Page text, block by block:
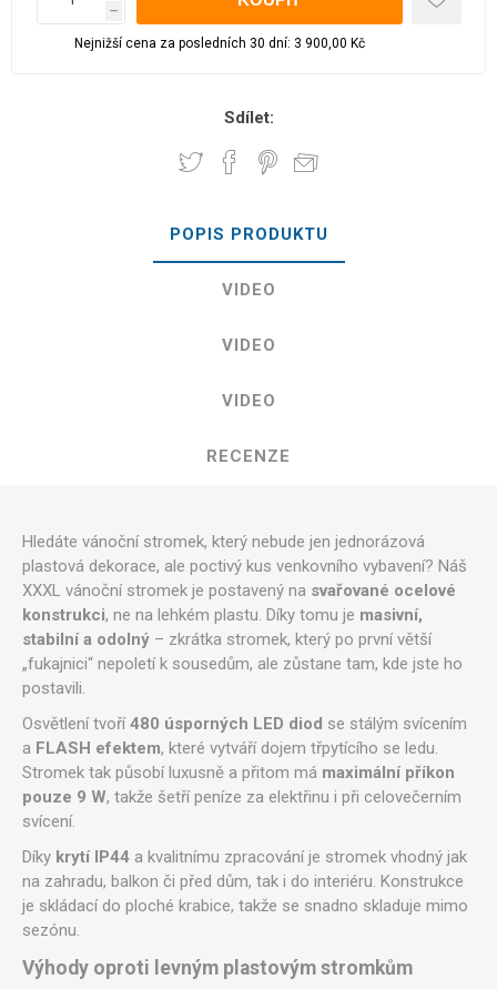
h
Nejnižší cena za posledních 30 dní: 3 900,00 Kč
Sdílet:
POPIS PRODUKTU
VIDEO
VIDEO
VIDEO
RECENZE
Hledáte vánoční stromek, který nebude jen jednorázová
plastová dekorace, ale poctivý kus venkovního vybavení? Náš
XXXL vánoční stromek je postavený na svařované ocelové
konstrukci, ne na lehkém plastu. Díky tomu je masivní,
stabilní a odolný – zkrátka stromek, který po první větší
„fukajnici“ nepoletí k sousedům, ale zůstane tam, kde jste ho
postavili.
Osvětlení tvoří480 úsporných LED diod se stálým svícením
a FLASH efektem, které vytváří dojem třpytícího se ledu.
Stromek tak působí luxusně a přitom má maximální příkon
pouze 9 W, takže šetří peníze za elektřinu i při celovečerním
svícení.
Díky krytí IP44 a kvalitnímu zpracování je stromek vhodný jak
na zahradu, balkon či před dům, tak i do interiéru. Konstrukce
je skládací do ploché krabice, takže se snadno skladuje mimo
sezónu.
Výhody oproti levným plastovým stromkům